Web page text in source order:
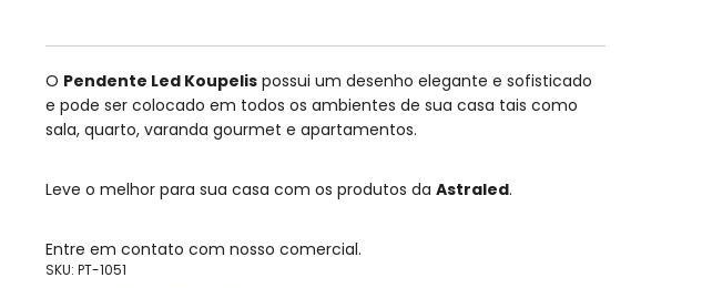
O Pendente Led Koupelis possui um desenho elegante e sofisticado
e pode ser colocado em todos os ambientes de sua casa tais como
sala, quarto, varanda gourmet e apartamentos.
Leve o melhor para sua casa com os produtos da Astraled.
Entre em contato com nosso comercial.
SKU: PT-1051